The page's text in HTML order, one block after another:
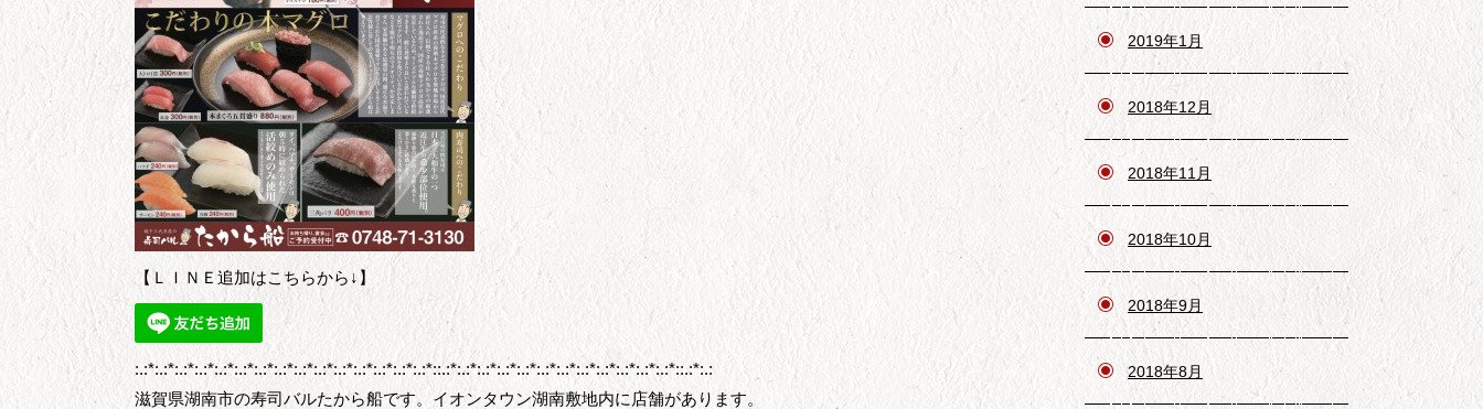
【ＬＩＮＥ追加はこちらから↓】
:.:*:.:*:.:*:.:*:.:*:.:*:.:*:.:*:.:*:.:*:.:*:.:*:.:*:.:*:.:*::.:*:.:*:.:*:.:*:.:*:.:*:.:*:.:*:.:*:.:*:.:*:.:*::.:*:.:
滋賀県湖南市の寿司バルたから船です。イオンタウン湖南敷地内に店舗があります。
2019年1月
2018年12月
2018年11月
2018年10月
2018年9月
2018年8月